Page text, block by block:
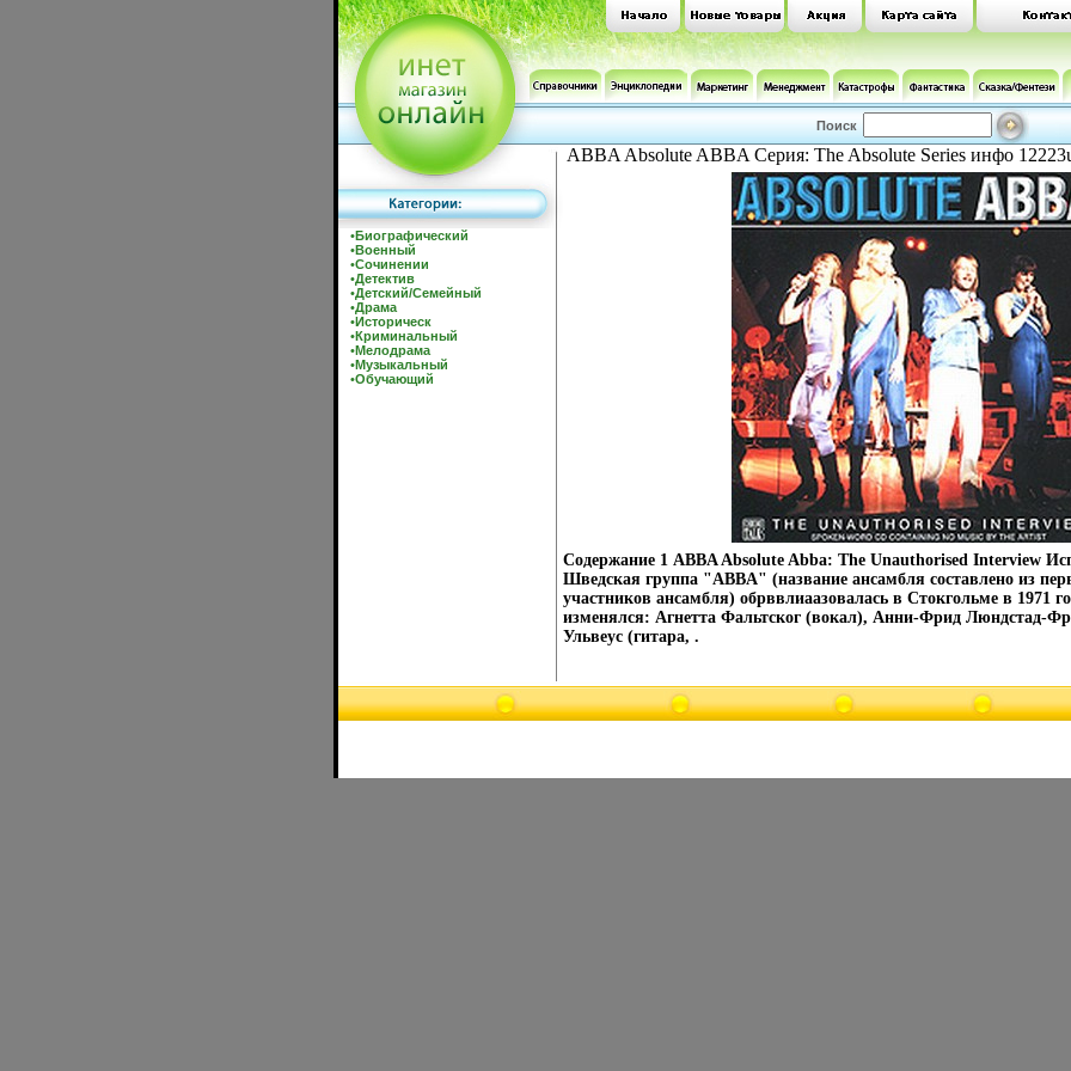
Поиск
•Биографический
•Военный
•Сочинении
•Детектив
•Детский/Семейный
•Драма
•Историческ
•Криминальный
•Мелодрама
•Музыкальный
•Обучающий
ABBA Absolute ABBA Серия: The Absolute Series инфо
Содержание 1 ABBA Absolute Abba: The Unauthorised Interview
Шведская группа "ABBA" (название ансамбля составлено из
участников ансамбля) обрввлиаазовалась в Стокгольме в 1971
изменялся: Агнетта Фальтског (вокал), Анни-Фрид Люндстад-
Ульвеус (гитара, .